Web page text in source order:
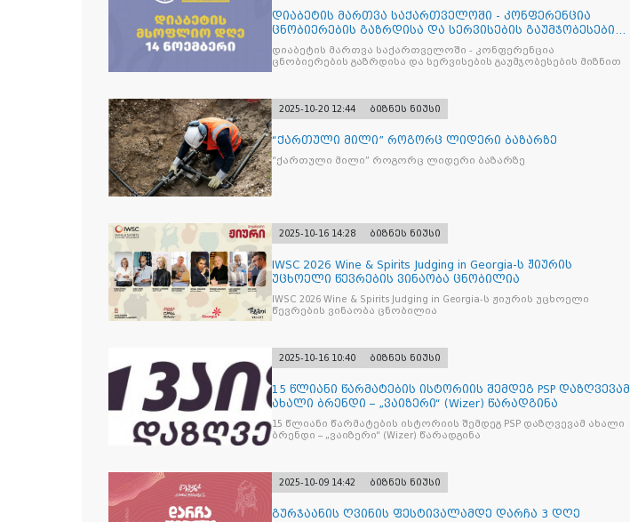
დიაბეტის მართვა საქართველოში - კონფერენცია
ცნობიერების გაზრდისა და სერვისების გაუმჯობესების
მიზნით
დიაბეტის მართვა საქართველოში - კონფერენცია
ცნობიერების გაზრდისა და სერვისების გაუმჯობესების მიზნით
2025-10-20 12:44 ბიზნეს ნიუსი
“ქართული მილი” როგორც ლიდერი ბაზარზე
“ქართული მილი” როგორც ლიდერი ბაზარზე
2025-10-16 14:28 ბიზნეს ნიუსი
IWSC 2026 Wine & Spirits Judging in Georgia-ს ჟიურის
უცხოელი წევრების ვინაობა ცნობილია
IWSC 2026 Wine & Spirits Judging in Georgia-ს ჟიურის უცხოელი
წევრების ვინაობა ცნობილია
2025-10-16 10:40 ბიზნეს ნიუსი
15 წლიანი წარმატების ისტორიის შემდეგ PSP დაზღვევამ
ახალი ბრენდი – „ვაიზერი“ (Wizer) წარადგინა
15 წლიანი წარმატების ისტორიის შემდეგ PSP დაზღვევამ ახალი
ბრენდი – „ვაიზერი“ (Wizer) წარადგინა
2025-10-09 14:42 ბიზნეს ნიუსი
გურჯაანის ღვინის ფესტივალამდე დარჩა 3 დღე